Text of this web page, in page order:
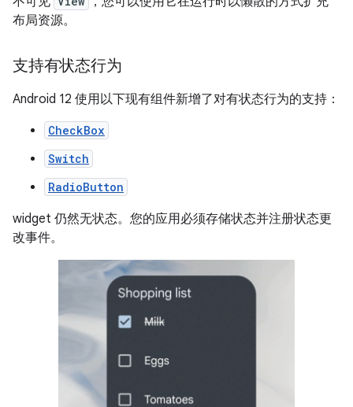
布局资源。
支持有状态行为
Android 12 使用以下现有组件新增了对有状态行为的支持：
CheckBox
Switch
RadioButton
widget 仍然无状态。您的应用必须存储状态并注册状态更
改事件。